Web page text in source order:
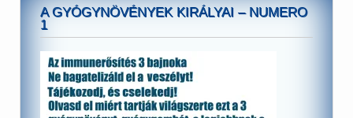
A GYÓGYNÖVÉNYEK KIRÁLYAI – NUMERO
1